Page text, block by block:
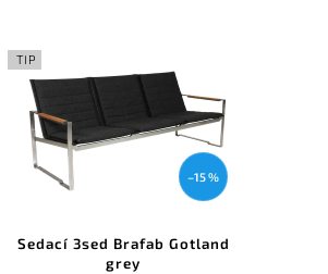
TIP
–15 %
Sedací 3sed Brafab Gotland
grey